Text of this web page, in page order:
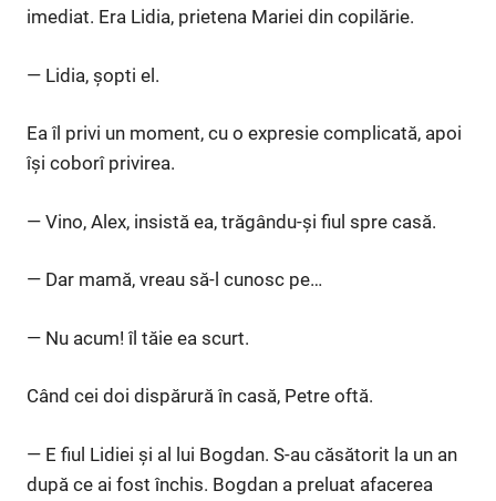
imediat. Era Lidia, prietena Mariei din copilărie.
— Lidia, șopti el.
Ea îl privi un moment, cu o expresie complicată, apoi
își coborî privirea.
— Vino, Alex, insistă ea, trăgându-și fiul spre casă.
— Dar mamă, vreau să-l cunosc pe…
— Nu acum! îl tăie ea scurt.
Când cei doi dispărură în casă, Petre oftă.
— E fiul Lidiei și al lui Bogdan. S-au căsătorit la un an
după ce ai fost închis. Bogdan a preluat afacerea